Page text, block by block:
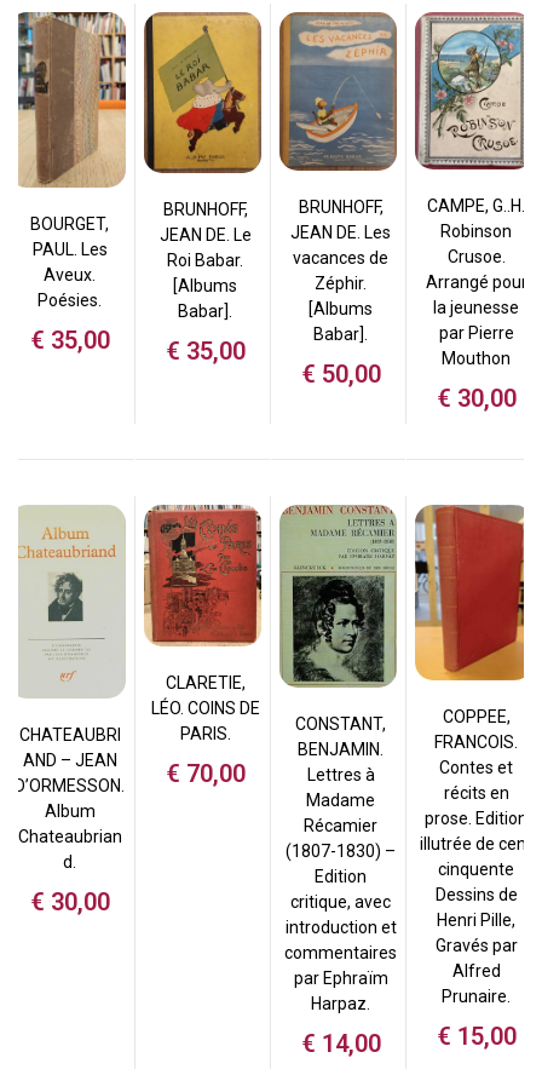
BOURGET,
PAUL. Les
Aveux.
Poésies.
€ 35,00
BRUNHOFF,
JEAN DE. Le
Roi Babar.
[Albums
Babar].
€ 35,00
BRUNHOFF,
JEAN DE. Les
vacances de
Zéphir.
[Albums
Babar].
€ 50,00
CAMPE, G..H.
Robinson
Crusoe.
Arrangé pour
la jeunesse
par Pierre
Mouthon
€ 30,00
CHATEAUBRI
AND – JEAN
D’ORMESSON.
Album
Chateaubrian
d.
€ 30,00
CLARETIE,
LÉO. COINS DE
PARIS.
€ 70,00
CONSTANT,
BENJAMIN.
Lettres à
Madame
Récamier
(1807-1830) –
Edition
critique, avec
introduction et
commentaires
par Ephraïm
Harpaz.
€ 14,00
COPPEE,
FRANCOIS.
Contes et
récits en
prose. Edition
illutrée de cent
cinquente
Dessins de
Henri Pille,
Gravés par
Alfred
Prunaire.
€ 15,00